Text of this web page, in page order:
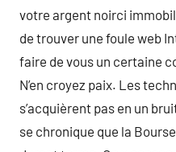
votre argent noirci
de trouver une foule web
faire de vous un certaine
N’en croyez paix. Les
s’acquièrent pas en un
se chronique que la